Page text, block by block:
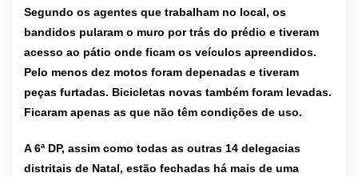
Segundo os agentes que trabalham no local, os
bandidos pularam o muro por trás do prédio e tiveram
acesso ao pátio onde ficam os veículos apreendidos.
Pelo menos dez motos foram depenadas e tiveram
peças furtadas. Bicicletas novas também foram levadas.
Ficaram apenas as que não têm condições de uso.
A 6ª DP, assim como todas as outras 14 delegacias
distritais de Natal, estão fechadas há mais de uma